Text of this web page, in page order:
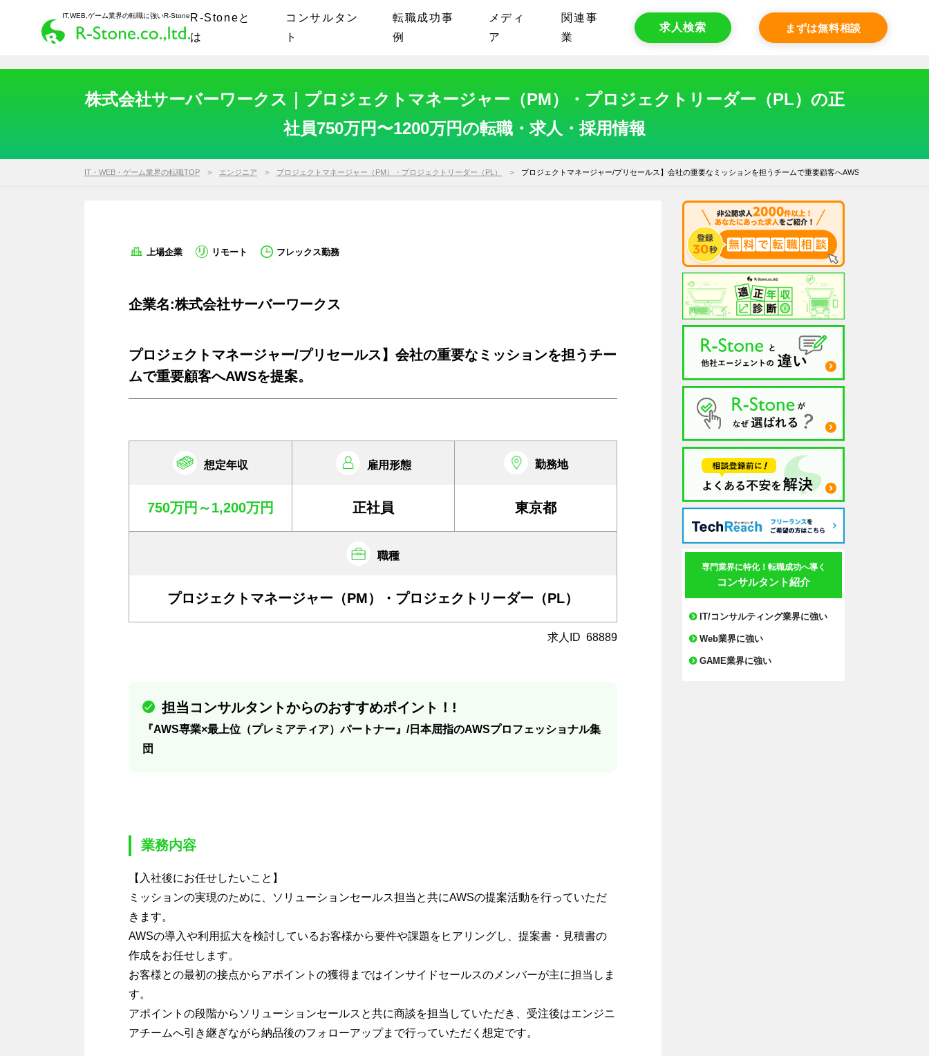
IT,WEB,ゲーム業界の転職に強いR-Stone R-Stoneと
は
コンサルタン
ト
転職成功事
例
メディ
ア
関連事
業
求人検索 まずは無料相談
株式会社サーバーワークス｜プロジェクトマネージャー（PM）・プロジェクトリーダー（PL）の正
社員750万円〜1200万円の転職・求人・採用情報
IT・WEB・ゲーム業界の転職TOP エンジニア プロジェクトマネージャー（PM）・プロジェクトリーダー（PL） プロジェクトマネージャー/プリセールス】会社の重要なミッションを担うチームで重要顧客へAWSを提案。
上場企業 リモート フレックス勤務
企業名:株式会社サーバーワークス
プロジェクトマネージャー/プリセールス】会社の重要なミッションを担うチー
ムで重要顧客へAWSを提案。
想定年収 雇用形態 勤務地
750万円～1,200万円 正社員 東京都
職種
プロジェクトマネージャー（PM）・プロジェクトリーダー（PL）
求人ID 68889
担当コンサルタントからのおすすめポイント！!
『AWS専業×最上位（プレミアティア）パートナー』/日本屈指のAWSプロフェッショナル集
団
業務内容
【入社後にお任せしたいこと】
ミッションの実現のために、ソリューションセールス担当と共にAWSの提案活動を行っていただ
きます。
AWSの導入や利用拡大を検討しているお客様から要件や課題をヒアリングし、提案書・見積書の
作成をお任せします。
お客様との最初の接点からアポイントの獲得まではインサイドセールスのメンバーが主に担当しま
す。
アポイントの段階からソリューションセールスと共に商談を担当していただき、受注後はエンジニ
アチームへ引き継ぎながら納品後のフォローアップまで行っていただく想定です。
専門業界に特化！転職成功へ導く
コンサルタント紹介
IT/コンサルティング業界に強い
Web業界に強い
GAME業界に強い